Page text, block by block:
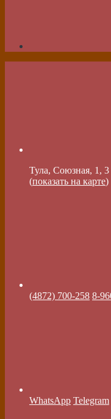
Тула, Союзная, 1,
(показать на карте)
(4872) 700-258 8-
WhatsApp Telegram